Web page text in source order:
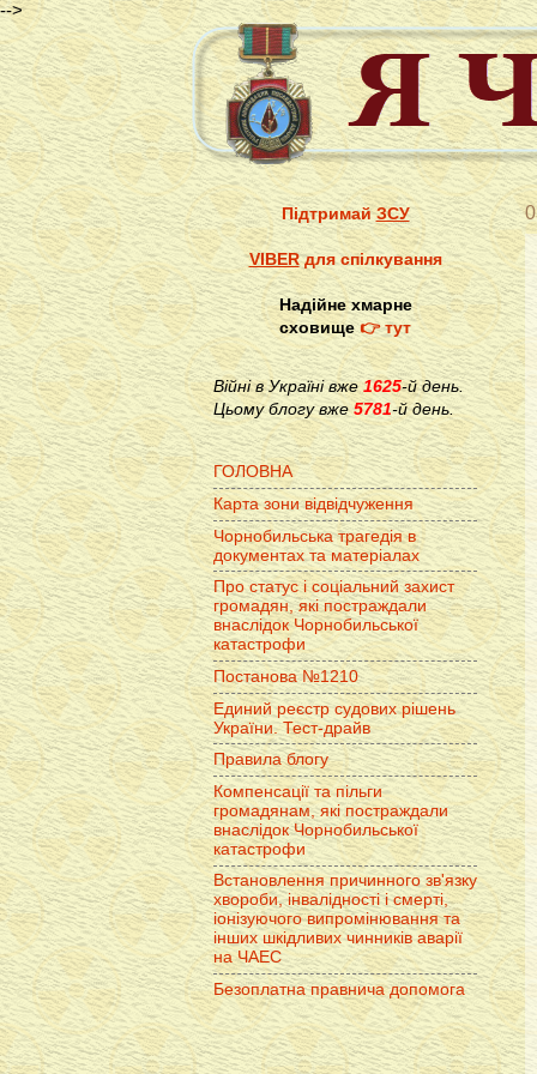
-->
ПідтримайЗСУ
VIBERдля спілкування
Надійне хмарне
сховище👉 тут
Війні в Україні вже1625-й день.
Цьому блогу вже 5781-й день.
ГОЛОВНА
Карта зони відвідчуження
Чорнобильська трагедія в
документах та матеріалах
Про статус і соціальний захист
громадян, які постраждали
внаслідок Чорнобильської
катастрофи
Постанова №1210
Единий реєстр судових рішень
України. Тест-драйв
Правила блогу
Компенсації та пільги
громадянам, які постраждали
внаслідок Чорнобильської
катастрофи
Встановлення причинного зв'язку
хвороби, інвалідності і смерті,
іонізуючого випромінювання та
інших шкідливих чинників аварії
на ЧАЕС
Безоплатна правнича допомога